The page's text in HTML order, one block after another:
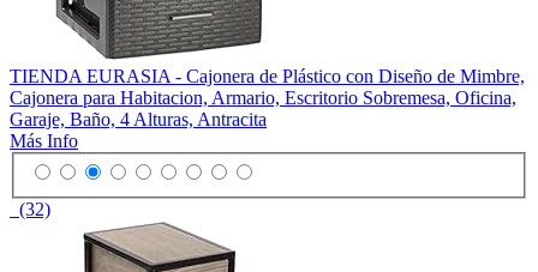
TIENDA EURASIA - Cajonera de Plástico con Diseño de Mimbre,
Cajonera para Habitacion, Armario, Escritorio Sobremesa, Oficina,
Garaje, Baño, 4 Alturas, Antracita
Más Info
(32)